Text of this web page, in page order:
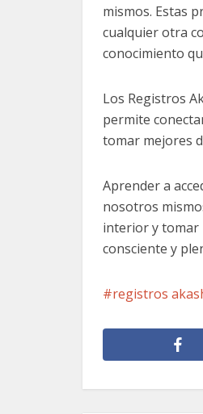
mismos. Estas
cualquier otra
conocimiento
Los Registros
permite
tomar mejores
Aprender a
nosotros
interior y tomar
consciente y
registros